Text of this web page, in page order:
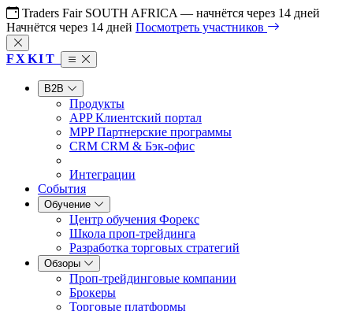
Traders Fair SOUTH AFRICA — начнётся через 14 дней
Начнётся через 14 дней Посмотреть участников
FX KIT
B2B
Продукты
APPКлиентский портал
MPPПартнерские программы
CRM CRM & Бэк-офис
Интеграции
События
Обучение
Центр обучения Форекс
Школа проп-трейдинга
Разработка торговых стратегий
Обзоры
Проп-трейдинговые компании
Брокеры
Торговые платформы